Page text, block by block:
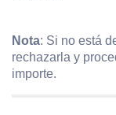
Nota: Si no está
rechazarla y
importe.